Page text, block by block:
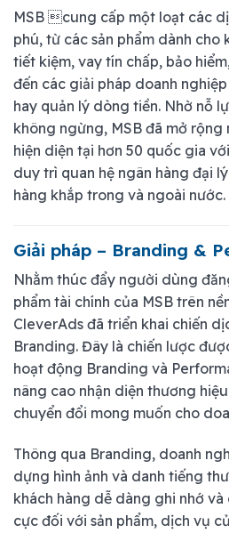
MSB cung cấp một loạt các
phú, từ các sản phẩm dành cho
tiết kiệm, vay tín chấp, bảo
đến các giải pháp doanh
hay quản lý dòng tiền. Nhờ nỗ
không ngừng, MSB đã mở rộng
hiện diện tại hơn 50 quốc gia
duy trì quan hệ ngân hàng đại
hàng khắp trong và ngoài nước.
Giải pháp – Branding &
Nhằm thúc đẩy người dùng
phẩm tài chính của MSB trên
CleverAds đã triển khai chiến
Branding. Đây là chiến lược
hoạt động Branding và
nâng cao nhận diện thương
chuyển đổi mong muốn cho
Thông qua Branding, doanh
dựng hình ảnh và danh tiếng
khách hàng dễ dàng ghi nhớ
cực đối với sản phẩm, dịch vụ